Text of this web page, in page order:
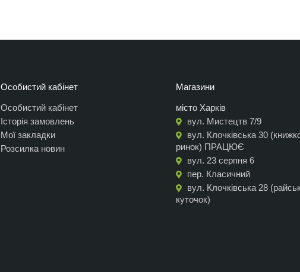
Особистий кабінет
Особистий кабінет
Історія замовлень
Мої закладки
Розсилка новин
Магазини
місто Харків
вул. Мистецтв 7/9
вул. Клочківська 30
ринок) ПРАЦЮЄ
вул. 23 серпня 6
пер. Класичний
вул. Клочківська 28
куточок)